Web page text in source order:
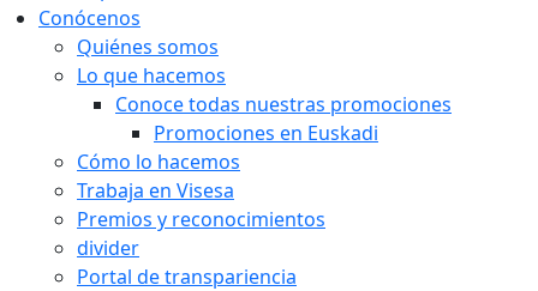
Conócenos
Quiénes somos
Lo que hacemos
Conoce todas nuestras promociones
Promociones en Euskadi
Cómo lo hacemos
Trabaja en Visesa
Premios y reconocimientos
divider
Portal de transpariencia